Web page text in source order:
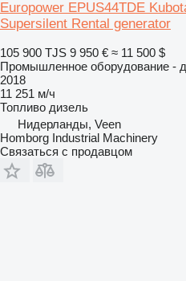
Europower EPUS44TDE
Supersilent Rental generator
105 900 TJS 9 950 € ≈ 11 500 $
Промышленное оборудование -
2018
11 251 м/ч
Топливо дизель
Нидерланды, Veen
Homborg Industrial Machinery
Связаться с продавцом